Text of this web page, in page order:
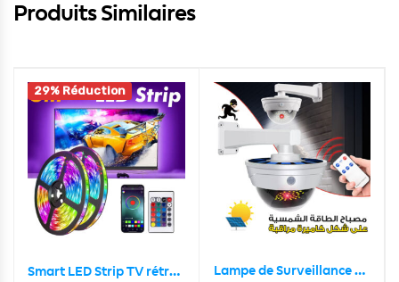
Produits Similaires
29% Réduction
Smart LED Strip TV rétroéclairage 5M RGB Android/iOS Lampe de Surveillance extérieure solaire Anti-vol, capteur de mouvement PIR à Induction humaine